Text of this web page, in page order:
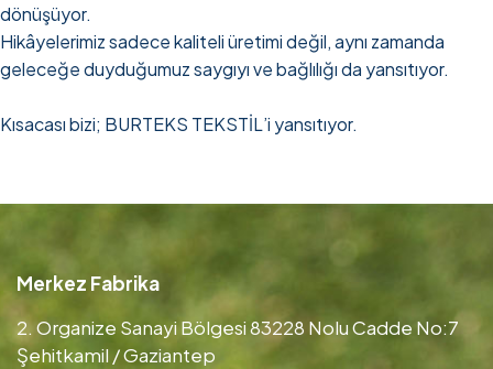
dönüşüyor.
Hikâyelerimiz sadece kaliteli üretimi değil, aynı zamanda
geleceğe duyduğumuz saygıyı ve bağlılığı da yansıtıyor.
Kısacası bizi; BURTEKS TEKSTİL’i yansıtıyor.
Merkez Fabrika
2. Organize Sanayi Bölgesi 83228 Nolu Cadde No:7
Şehitkamil / Gaziantep